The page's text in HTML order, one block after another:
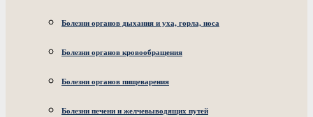
Болезни органов дыхания и уха, горла, носа
Болезни органов кровообращения
Болезни органов пищеварения
Болезни печени и желчевыводящих путей